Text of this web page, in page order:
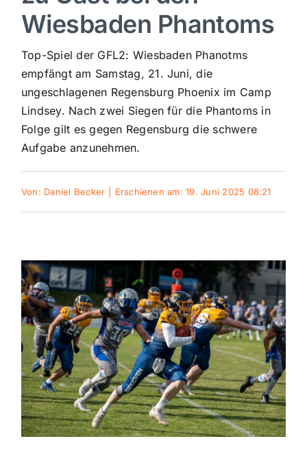
Sport
Kultur
Panorama
Polizeimeldungen
Themen und Termine
Gewinnspiele
Wiesbaden Phantoms
Top-Spiel der GFL2: Wiesbaden Phanotms
empfängt am Samstag, 21. Juni, die
ungeschlagenen Regensburg Phoenix im Camp
Lindsey. Nach zwei Siegen für die Phantoms in
Folge gilt es gegen Regensburg die schwere
Aufgabe anzunehmen.
Von: Daniel Becker Erschienen am: 19. Juni 2025 08:21